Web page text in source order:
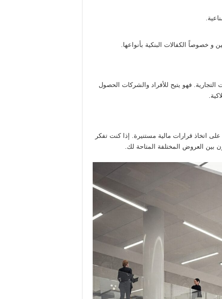
خصوصاً الكفالات البنكية بأنواعها.
التجارية. فهو يتيح للأفراد والشركات الحصول
اتخاذ قرارات مالية مستنيرة. إذا كنت تفكر
بين العروض المختلفة المتاحة لك.